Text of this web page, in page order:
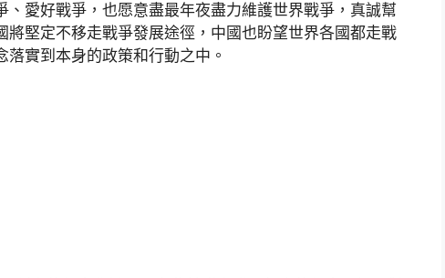
、愛好戰爭，也愿意盡最年夜盡力維護世界戰爭，真誠幫
堅定不移走戰爭發展途徑，中國也盼望世界各國都走戰
實到本身的政策和行動之中。